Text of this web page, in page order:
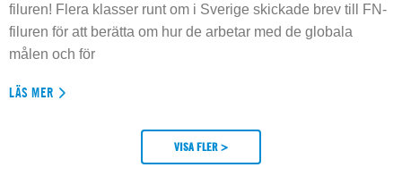
filuren! Flera klasser runt om i Sverige skickade brev till FN-
filuren för att berätta om hur de arbetar med de globala
målen och för
LÄS MER
VISA FLER >